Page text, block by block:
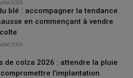
lutte complémentaire du
pour lutter contre lesgraminées
solutions universelles contre ces
solutions à adapter à chaque
par les instituts sont en cours sur
2026
blé : accompagner la tendance
en commençant à vendre
2026
de colza 2026 : attendre la pluie
l’implantation